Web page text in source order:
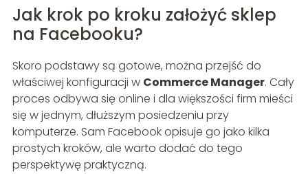
Jak krok po kroku założyć sklep
na Facebooku?
Skoro podstawy są gotowe, można przejść do
właściwej konfiguracji w Commerce Manager. Cały
proces odbywa się online i dla większości firm mieści
się w jednym, dłuższym posiedzeniu przy
komputerze. Sam Facebook opisuje go jako kilka
prostych kroków, ale warto dodać do tego
perspektywę praktyczną.